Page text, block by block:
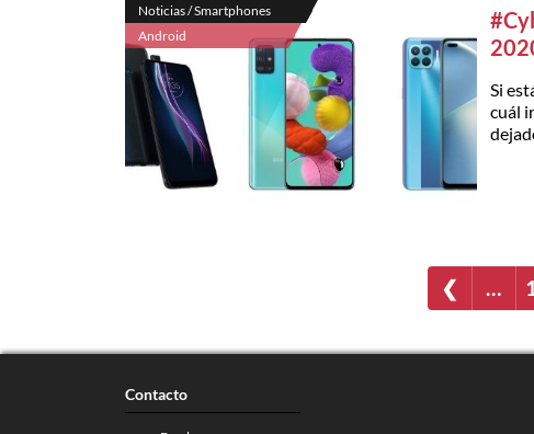
Noticias / Smartphones
Android
Si
cuál
❮ …
Contacto